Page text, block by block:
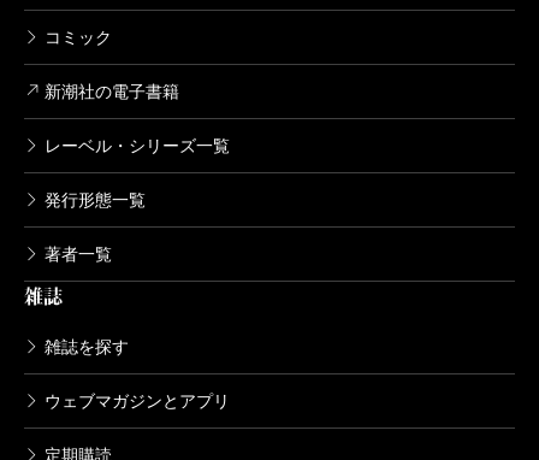
コミック
新潮社の電子書籍
レーベル・シリーズ一覧
発行形態一覧
著者一覧
雑誌
雑誌を探す
ウェブマガジンとアプリ
定期購読